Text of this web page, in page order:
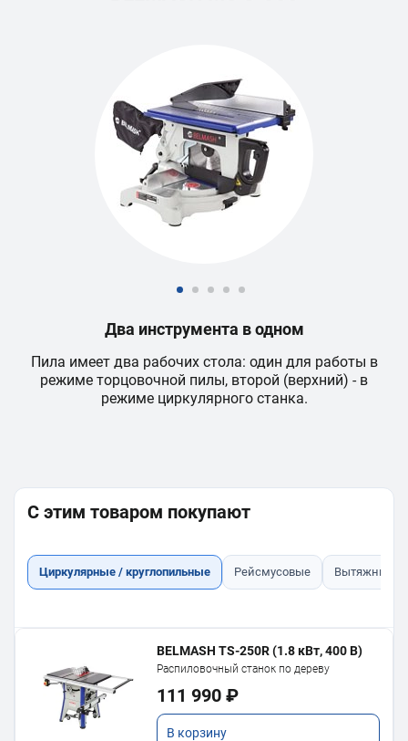
Два инструмента в одном
Пила имеет два рабочих стола: один для работы в
режиме торцовочной пилы, второй (верхний) - в
режиме циркулярного станка.
С этим товаром покупают
Циркулярные / круглопильные Рейсмусовые Вытяжные
BELMASH TS-250R (1.8 кВт, 400 В)
Распиловочный станок по дереву
111 990 ₽
В корзину